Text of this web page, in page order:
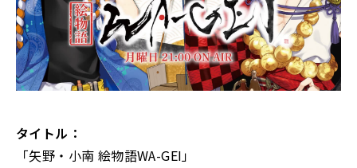
タイトル：
「矢野・小南 絵物語WA-GEI」